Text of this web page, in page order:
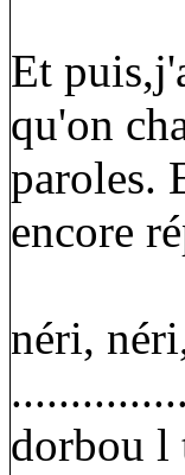
Et
qu'on
paroles.
encore
néri,
dorbou l